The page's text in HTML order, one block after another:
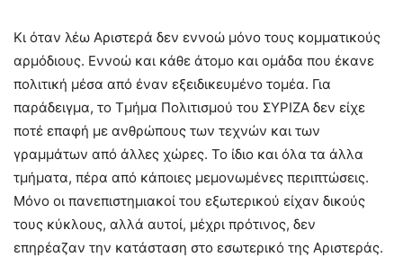
Κι όταν λέω Αριστερά δεν εννοώ μόνο τους κομματικούς
αρμόδιους. Εννοώ και κάθε άτομο και ομάδα που έκανε
πολιτική μέσα από έναν εξειδικευμένο τομέα. Για
παράδειγμα, το Τμήμα Πολιτισμού του ΣΥΡΙΖΑ δεν είχε
ποτέ επαφή με ανθρώπους των τεχνών και των
γραμμάτων από άλλες χώρες. Το ίδιο και όλα τα άλλα
τμήματα, πέρα από κάποιες μεμονωμένες περιπτώσεις.
Μόνο οι πανεπιστημιακοί του εξωτερικού είχαν δικούς
τους κύκλους, αλλά αυτοί, μέχρι πρότινος, δεν
επηρέαζαν την κατάσταση στο εσωτερικό της Αριστεράς.